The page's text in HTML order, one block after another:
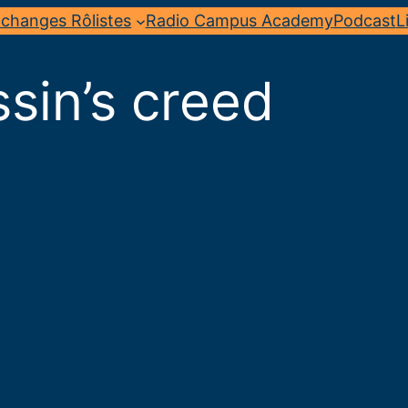
Rôlistes Radio Campus AcademyPodcast
creed